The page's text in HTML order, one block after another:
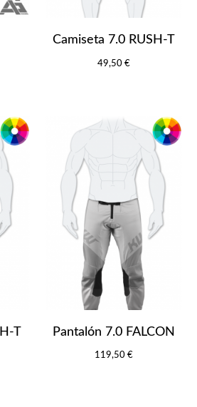
Camiseta 7.0 RUSH-T
49,50 €
T Pantalón 7.0 FALCON
119,50 €